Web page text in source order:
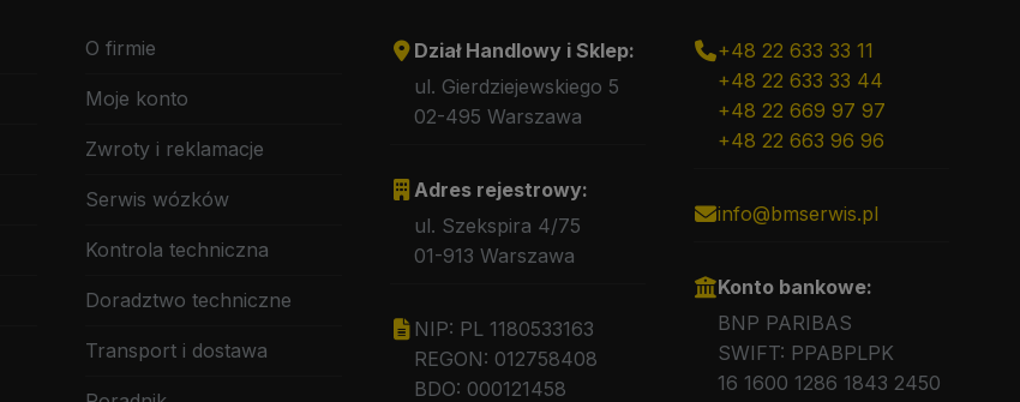
O firmie
Moje konto
Zwroty i reklamacje
Serwis wózków
Kontrola techniczna
Doradztwo techniczne
Transport i dostawa
Dział Handlowy i Sklep:
ul. Gierdziejewskiego 5
02-495 Warszawa
Adres rejestrowy:
ul. Szekspira 4/75
01-913 Warszawa
NIP: PL 1180533163
REGON: 012758408
BDO: 000121458
+48 22 633 33 11
+48 22 633 33 44
+48 22 669 97 97
+48 22 663 96 96
info@bmserwis.pl
Konto bankowe:
BNP PARIBAS
SWIFT: PPABPLPK
16 1600 1286 1843 2450